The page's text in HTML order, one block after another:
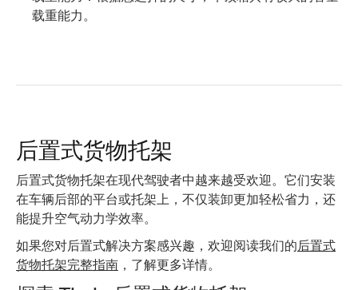
载重能力。
后置式货物托架
后置式货物托架在现代驾驶者中越来越受欢迎。它们安装
在车辆后部的平台或托架上，不仅装卸更加轻松省力，还
能提升空气动力学效率。
如果您对后置式解决方案感兴趣，欢迎阅读我们的后置式
货物托架完整指南 ，了解更多详情。